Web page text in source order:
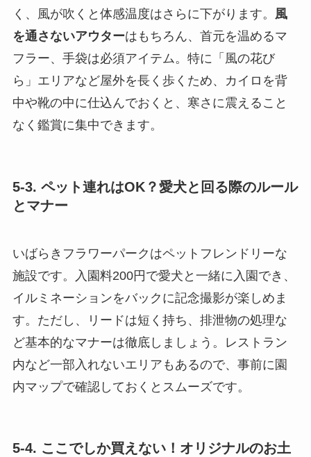
く、風が吹くと体感温度はさらに下がります。 風
を通さないアウターはもちろん、首元を温めるマ
フラー、手袋は必須アイテム。特に「風の花び
ら」エリアなど屋外を長く歩くため、カイロを背
中や靴の中に仕込んでおくと、寒さに震えること
なく鑑賞に集中できます。
5-3. ペット連れはOK？愛犬と回る際のルール
とマナー
いばらきフラワーパークはペットフレンドリーな
施設です。入園料200円で愛犬と一緒に入園でき、
イルミネーションをバックに記念撮影が楽しめま
す。ただし、リードは短く持ち、排泄物の処理な
ど基本的なマナーは徹底しましょう。レストラン
内など一部入れないエリアもあるので、事前に園
内マップで確認しておくとスムーズです。
5-4. ここでしか買えない！オリジナルのお土